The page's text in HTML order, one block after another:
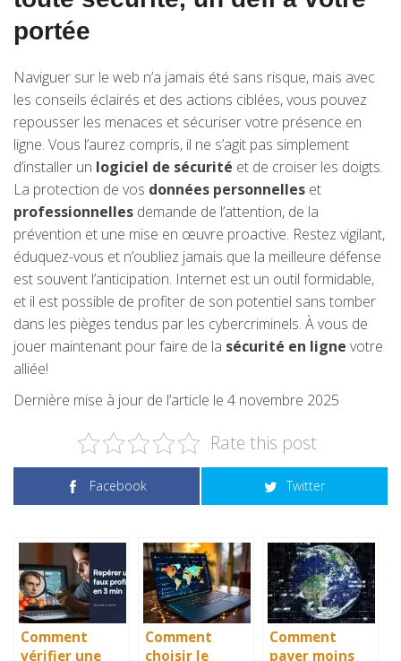
portée
Naviguer sur le web n’a jamais été sans risque, mais avec
les conseils éclairés et des actions ciblées, vous pouvez
repousser les menaces et sécuriser votre présence en
ligne. Vous l’aurez compris, il ne s’agit pas simplement
d’installer un logiciel de sécurité et de croiser les doigts.
La protection de vos données personnelles et
professionnelles demande de l’attention, de la
prévention et une mise en œuvre proactive. Restez vigilant,
éduquez-vous et n’oubliez jamais que la meilleure défense
est souvent l’anticipation. Internet est un outil formidable,
et il est possible de profiter de son potentiel sans tomber
dans les pièges tendus par les cybercriminels. À vous de
jouer maintenant pour faire de la sécurité en ligne votre
alliée!
Dernière mise à jour de l’article le 4 novembre 2025
Rate this post
Facebook Twitter
Comment
vérifier une
Comment
choisir le
Comment
payer moins